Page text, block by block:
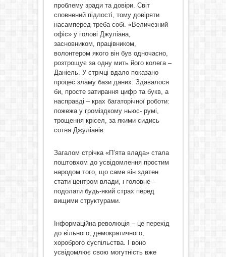
проблему зради та довіри. Світ
сповнений підлості, тому довіряти
насамперед треба собі. «Величезний
офіс» у голові Джуліана,
засновником, працівником,
волонтером якого він був одночасно,
розтрощує за одну мить його колега –
Даніель. У стрічці вдало показано
процес зламу бази даних. Здавалося
би, просте затирання цифр та букв, а
насправді – крах багаторічної роботи:
пожежа у громіздкому ньюс- румі,
трощення крісел, за якими сидись
сотня Джуліанів.
Загалом стрічка «П’ята влада» стала
поштовхом до усвідомлення простим
народом того, що саме він здатен
стати центром влади, і головне –
подолати будь-який страх перед
вищими структурами.
Інформаційна революція – це перехід
до вільного, демократичного,
хороброго суспільства. І воно
усвідомлює свою могутність вже